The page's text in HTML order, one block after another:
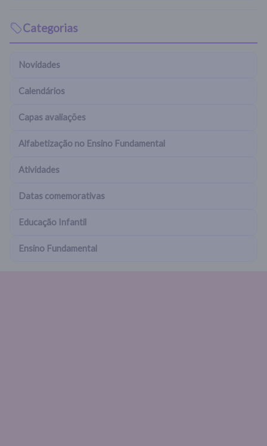
Categorias
Novidades
Calendários
Capas avaliações
Alfabetização no Ensino Fundamental
Atividades
Datas comemorativas
Educação Infantil
Ensino Fundamental